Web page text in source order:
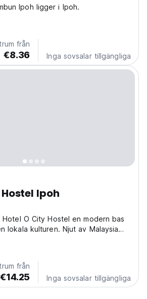
Ipoh ligger i Ipoh.
från
€8.36 Inga sovsalar tillgängliga
Ipoh
O City Hostel en modern bas
lokala kulturen. Njut av Malaysia
(Auto-translated from original
från
€14.25 Inga sovsalar tillgängliga